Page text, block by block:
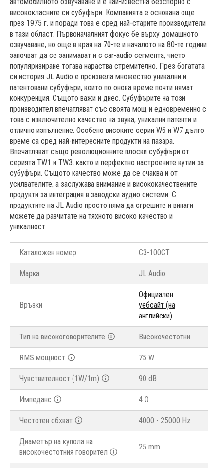
висококласните си субуфъри. Компанията е основана още
през 1975 г. и поради това е сред най-старите производители
в тази област. Първоначалният фокус бе върху домашното
озвучаване, но още в края на 70-те и началото на 80-те години
започват да се занимават и с car-audio сегмента, чието
популяризиране тогава нараства стремително. През богатата
си история JL Audio е произвела множество уникални и
патентовани субуфъри, които по онова време почти нямат
конкуренция. Същото важи и днес. Субуфърите на този
производител впечатляват със своята мощ и едновременно с
това с изключително качество на звука, уникални патенти и
отлично изпълнение. Особено високите серии W6 и W7 дълго
време са сред най-интересните продукти на пазара.
Впечатляват също революционните плоски субуфъри от
серията TW1 и TW3, както и перфектно настроените кутии за
субуфъри. Същото качество може да се очаква и от
усилвателите, а заслужава внимание и висококачествените
продукти за интеграция в заводски аудио системи. С
продуктите на JL Audio просто няма да сгрешите и винаги
можете да разчитате на тяхното високо качество и
уникалност.
Каталожен номер C3-100CT
Марка JL Audio
Връзки
Официален
уебсайт (на
английски)
Тип на високоговорителите Високочестотни
RMS мощност 75 W
Чувствителност (1W/1m) 90 dB
Импеданс 4 Ω
Честотен обхват 4000 - 25000 Hz
Диаметър на купола на
високочестотния говорител
25 mm